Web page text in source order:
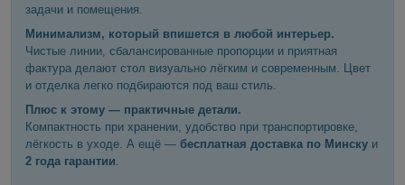
задачи и помещения.
Минимализм, который впишется в любой интерьер.
Чистые линии, сбалансированные пропорции и приятная
фактура делают стол визуально лёгким и современным. Цвет
и отделка легко подбираются под ваш стиль.
Плюс к этому — практичные детали.
Компактность при хранении, удобство при транспортировке,
лёгкость в уходе. А ещё — бесплатная доставка по Минску и
2 года гарантии